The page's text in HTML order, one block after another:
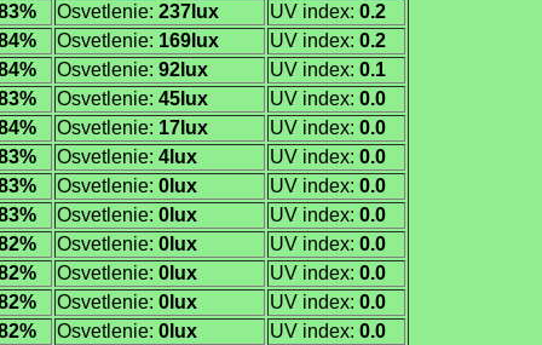
Osvetlenie: 237lux UV index: 0.2
Osvetlenie: 169lux UV index: 0.2
Osvetlenie: 92lux UV index: 0.1
Osvetlenie: 45lux UV index: 0.0
Osvetlenie: 17lux UV index: 0.0
Osvetlenie: 4lux UV index: 0.0
Osvetlenie: 0lux UV index: 0.0
Osvetlenie: 0lux UV index: 0.0
Osvetlenie: 0lux UV index: 0.0
Osvetlenie: 0lux UV index: 0.0
Osvetlenie: 0lux UV index: 0.0
Osvetlenie: 0lux UV index: 0.0